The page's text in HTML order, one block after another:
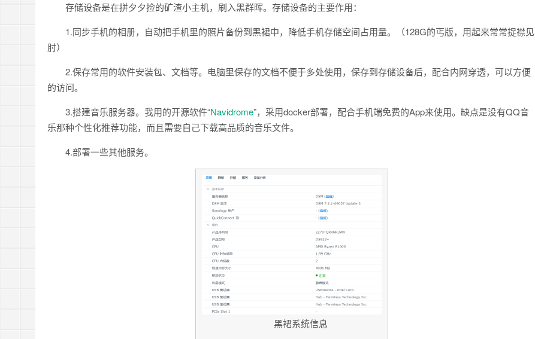
存储设备是在拼夕夕捡的矿渣小主机，刷入黑群晖。存储设备的主要作用：
1.同步手机的相册，自动把手机里的照片备份到黑裙中，降低手机存储空间占用量。（128G的丐版，用起来常常捉襟见
肘）
2.保存常用的软件安装包、文档等。电脑里保存的文档不便于多处使用，保存到存储设备后，配合内网穿透，可以方便
的访问。
3.搭建音乐服务器。我用的开源软件“Navidrome”，采用docker部署，配合手机端免费的App来使用。缺点是没有QQ音
乐那种个性化推荐功能，而且需要自己下载高品质的音乐文件。
4.部署一些其他服务。
黑裙系统信息